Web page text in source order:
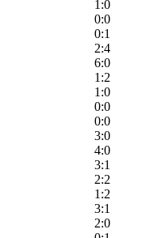
1:0
0:0
0:1
2:4
6:0
1:2
1:0
0:0
0:0
3:0
4:0
3:1
2:2
1:2
3:1
2:0